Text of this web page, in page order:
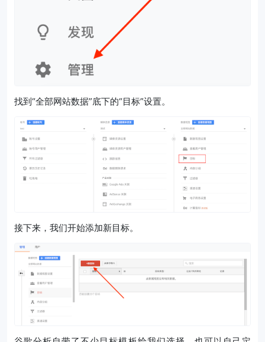
找到“全部网站数据”底下的“目标”设置。
接下来，我们开始添加新目标。